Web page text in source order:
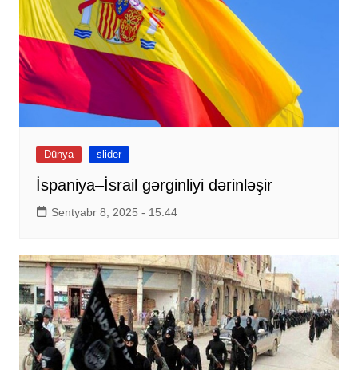
Dünya slider
İspaniya–İsrail gərginliyi dərinləşir
Sentyabr 8, 2025 - 15:44